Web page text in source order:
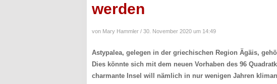
werden
von Mary Hammler / 30. November 2020 um 14:49
Astypalea, gelegen in der griechischen Region Ägäis,
Dies könnte sich mit dem neuen Vorhaben des 96
charmante Insel will nämlich in nur wenigen Jahren